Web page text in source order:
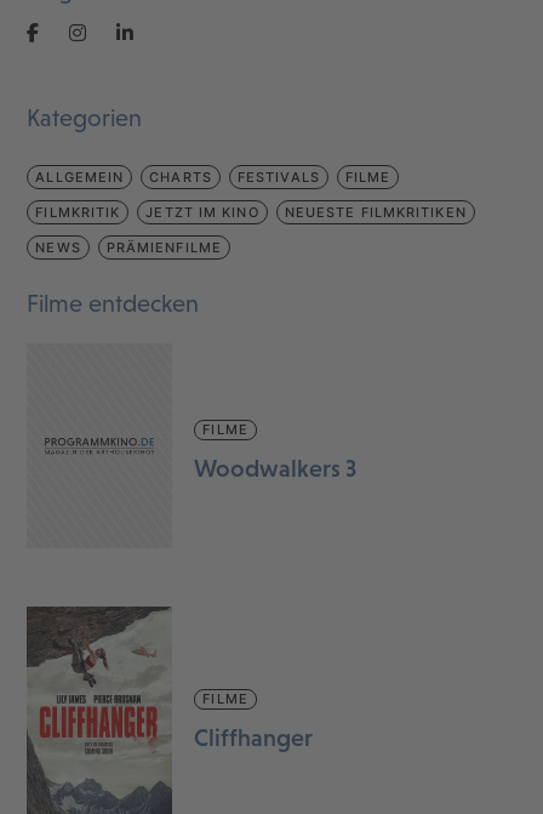
Kategorien
ALLGEMEIN CHARTS FESTIVALS FILME
FILMKRITIK JETZT IM KINO NEUESTE FILMKRITIKEN
NEWS PRÄMIENFILME
Filme entdecken
FILME
Woodwalkers 3
FILME
Cliffhanger